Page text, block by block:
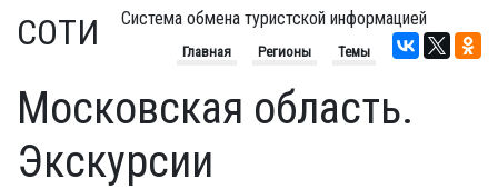
СОТИ Система обмена туристской информацией
Главная Регионы Темы
Московская область.
Экскурсии